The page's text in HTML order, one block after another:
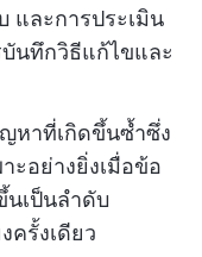
และการประเมิน
นทึกวิธีแก้ไขและ
หาที่เกิดขึ้นซ้ำซึ่ง
ะอย่างยิ่งเมื่อข้อ
นเป็นลำดับ
ครั้งเดียว